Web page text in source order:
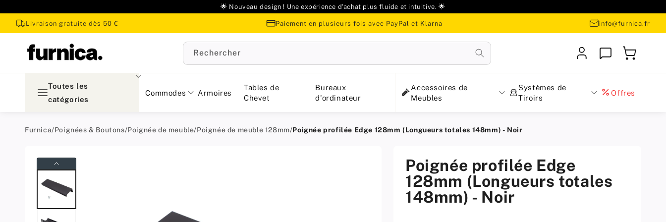
🌟 Nouveau design ! Une expérience d'achat plus fluide et intuitive. 🌟
Livraison gratuite dès 50 € Paiement en plusieurs fois avec PayPal et Klarna info@furnica.fr
Rechercher
connecter
Panier
Toutes les
catégories
Commodes Armoires
Tables de
Chevet
Bureaux
d'ordinateur
Accessoires de
Meubles
Systèmes de
Tiroirs
Offres
Furnica/Poignées & Boutons/Poignée de meuble/Poignée de meuble 128mm/Poignée profilée Edge 128mm (Longueurs totales 148mm) - Noir
Passer aux
Poignée profilée Edge
128mm (Longueurs totales
148mm) - Noir